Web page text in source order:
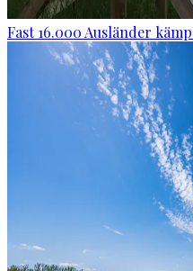
Fast 16.000 Ausländer